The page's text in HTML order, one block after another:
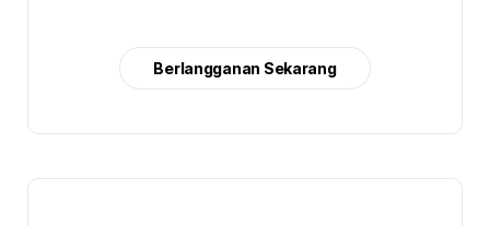
Berlangganan Sekarang